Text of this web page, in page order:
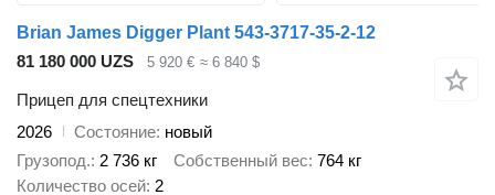
Brian James Digger Plant 543-3717-35-2-12
81 180 000 UZS
5 920 € ≈ 6 840 $
Прицеп для спецтехники
2026
Состояние новый
Грузопод. 2 736 кг Собственный вес 764 кг
Количество осей 2